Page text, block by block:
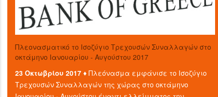
Πλεονασματικό το Ισοζύγιο Τρεχουσών Συναλλαγών στο
οκτάμηνο Ιανουαρίου - Αυγούστου 2017
23 Οκτωβρίου 2017 ♦Πλεόνασμα εμφάνισε το Ισοζύγιο
Τρεχουσών Συναλλαγών της χώρας στο οκτάμηνο